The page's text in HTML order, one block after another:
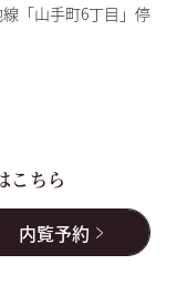
「山手町6丁目」停
こちら
内覧予約